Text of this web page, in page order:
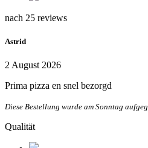
nach 25 reviews
Astrid
2 August 2026
Prima pizza en snel bezorgd
Diese Bestellung wurde am Sonntag
Qualität